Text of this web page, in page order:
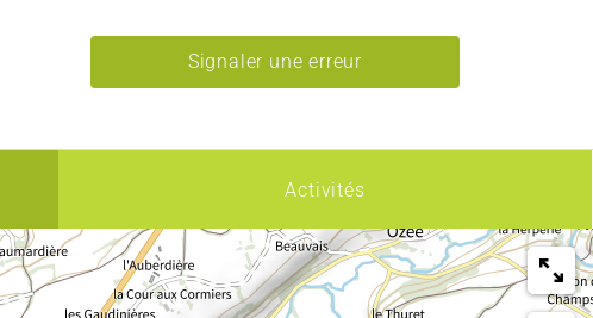
Signaler une erreur
Activités